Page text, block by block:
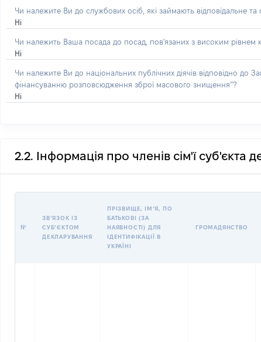
Чи належите Ви до службових осіб, які займають відповідальне
Ні
Чи належить Ваша посада до посад, пов'язаних з високим рівнем
Ні
Чи належите Ви до національних публічних діячів відповідно до
фінансуванню розповсюдження зброї масового знищення”?
Ні
2.2. Інформація про членів сім'ї суб'єкта
№
ЗВʼЯЗОК ІЗ
СУБʼЄКТОМ
ДЕКЛАРУВАННЯ
ПРІЗВИЩЕ, ІМʼЯ, ПО
БАТЬКОВІ (ЗА
НАЯВНОСТІ) ДЛЯ
ІДЕНТИФІКАЦІЇ В
УКРАЇНІ
ГРОМАДЯНСТВО